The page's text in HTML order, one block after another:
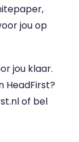
jou op
jou klaar.
HeadFirst?
of bel